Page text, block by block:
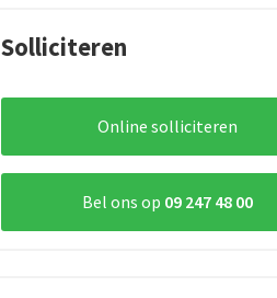
Solliciteren
Online solliciteren
Bel ons op 09 247 48 00